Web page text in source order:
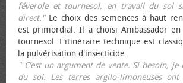
féverole et tournesol, en travail du sol
direct."Le choix des semences à haut
est primordial. Il a choisi Ambassador en
tournesol. L'itinéraire technique est
la pulvérisation d'insecticide.
" C’est un argument de vente. Si besoin, je
du sol. Les terres argilo-limoneuses